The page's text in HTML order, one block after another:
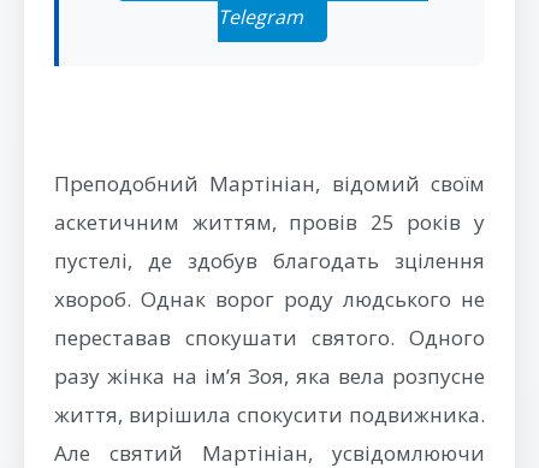
Telegram
Преподобний Мартініан, відомий своїм
аскетичним життям, провів 25 років у
пустелі, де здобув благодать зцілення
хвороб. Однак ворог роду людського не
переставав спокушати святого. Одного
разу жінка на ім’я Зоя, яка вела розпусне
життя, вирішила спокусити подвижника.
Але святий Мартініан, усвідомлюючи